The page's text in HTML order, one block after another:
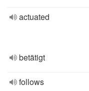
actuated
betätigt
follows